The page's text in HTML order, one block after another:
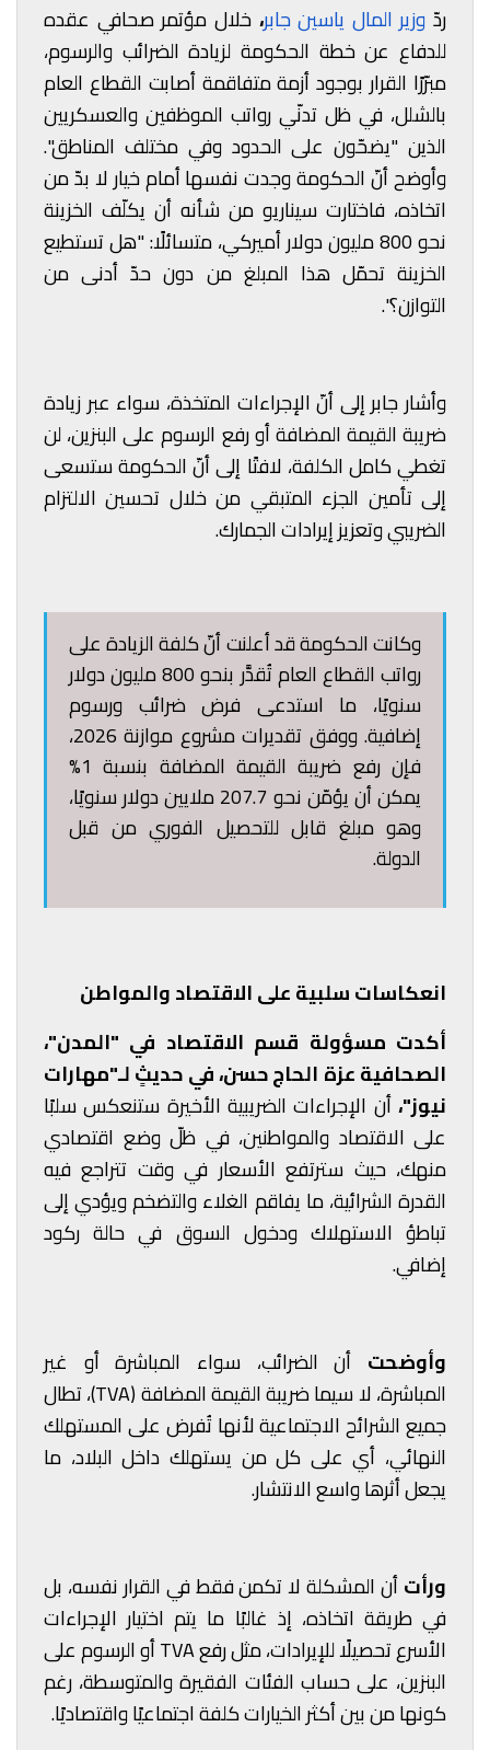
ردّ وزير المال ياسين جابر، خلال مؤتمر صحافي عقده
للدفاع عن خطة الحكومة لزيادة الضرائب والرسوم،
مبرّرًا القرار بوجود أزمة متفاقمة أصابت القطاع العام
بالشلل، في ظل تدنّي رواتب الموظفين والعسكريين
الذين "يضحّون على الحدود وفي مختلف المناطق".
وأوضح أنّ الحكومة وجدت نفسها أمام خيار لا بدّ من
اتخاذه، فاختارت سيناريو من شأنه أن يكلّف الخزينة
نحو 800 مليون دولار أميركي، متسائلًا: "هل تستطيع
الخزينة تحمّل هذا المبلغ من دون حدّ أدنى من
التوازن؟".
وأشار جابر إلى أنّ الإجراءات المتخذة، سواء عبر زيادة
ضريبة القيمة المضافة أو رفع الرسوم على البنزين، لن
تغطي كامل الكلفة، لافتًا إلى أنّ الحكومة ستسعى
إلى تأمين الجزء المتبقي من خلال تحسين الالتزام
الضريبي وتعزيز إيرادات الجمارك.
وكانت الحكومة قد أعلنت أنّ كلفة الزيادة على
رواتب القطاع العام تُقدَّر بنحو 800 مليون دولار
سنويًا، ما استدعى فرض ضرائب ورسوم
إضافية. ووفق تقديرات مشروع موازنة 2026،
فإن رفع ضريبة القيمة المضافة بنسبة 1%
يمكن أن يؤمّن نحو 207.7 ملايين دولار سنويًا،
وهو مبلغ قابل للتحصيل الفوري من قبل
الدولة.
انعكاسات سلبية على الاقتصاد والمواطن
أكدت مسؤولة قسم الاقتصاد في "المدن"،
الصحافية عزة الحاج حسن، في حديثٍ لـ"مهارات
نيوز"،أن الإجراءات الضريبية الأخيرة ستنعكس سلبًا
على الاقتصاد والمواطنين، في ظلّ وضع اقتصادي
منهك، حيث سترتفع الأسعار في وقت تتراجع فيه
القدرة الشرائية، ما يفاقم الغلاء والتضخم ويؤدي إلى
تباطؤ الاستهلاك ودخول السوق في حالة ركود
إضافي.
وأوضحت أن الضرائب، سواء المباشرة أو غير
المباشرة، لا سيما ضريبة القيمة المضافة (TVA)، تطال
جميع الشرائح الاجتماعية لأنها تُفرض على المستهلك
النهائي، أي على كل من يستهلك داخل البلاد، ما
يجعل أثرها واسع الانتشار.
ورأتأن المشكلة لا تكمن فقط في القرار نفسه، بل
في طريقة اتخاذه، إذ غالبًا ما يتم اختيار الإجراءات
الأسرع تحصيلًا للإيرادات، مثل رفع TVA أو الرسوم على
البنزين، على حساب الفئات الفقيرة والمتوسطة، رغم
كونها من بين أكثر الخيارات كلفة اجتماعيًا واقتصاديًا.